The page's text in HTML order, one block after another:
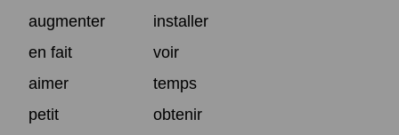
augmenter
installer
en fait
voir
aimer
temps
petit
obtenir